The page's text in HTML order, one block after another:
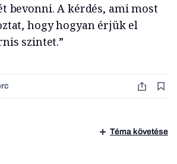
bevonni. A kérdés, ami most
hogy hogyan érjük el
szintet.”
Téma követése